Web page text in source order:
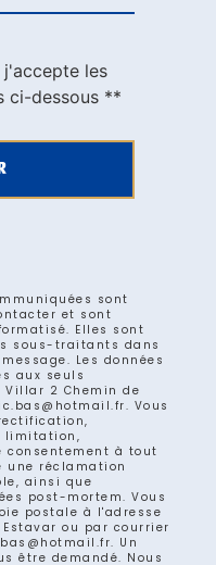
les
ci-dessous **
sont
et sont
Elles sont
sous-traitants dans
Les données
aux seuls
2 Chemin de
Vous
limitation,
consentement à tout
une réclamation
ainsi que
post-mortem. Vous
postale à l'adresse
ou par courrier
Un
être demandé. Nous